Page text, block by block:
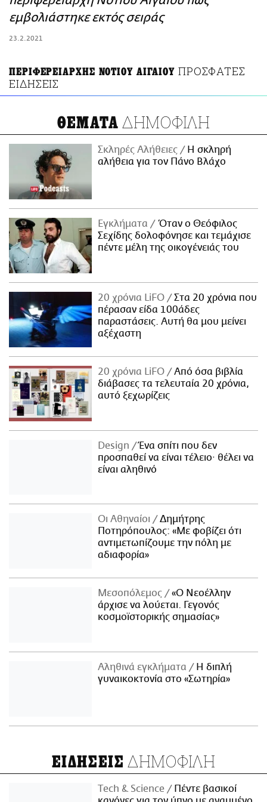
ΑΜΠΑ
εμβολιάστηκε εκτός σειράς
23.2.2021
ΠΕΡΙΦΕΡΕΙΑΡΧΗΣ ΝΟΤΙΟΥ ΑΙΓΑΙΟΥ ΠΡΟΣΦΑΤΕΣ
ΕΙΔΗΣΕΙΣ
ΘΕΜΑΤΑ ΔΗΜΟΦΙΛΗ
Σκληρές Αλήθειες
H σκληρή
αλήθεια για τον Πάνο Βλάχο
Εγκλήματα
Όταν ο Θεόφιλος
Σεχίδης δολοφόνησε και τεμάχισε
πέντε μέλη της οικογένειάς του
20 χρόνια LiFO
Στα 20 χρόνια που
πέρασαν είδα 100άδες
παραστάσεις. Αυτή θα μου μείνει
αξέχαστη
20 χρόνια LiFO
Από όσα βιβλία
διάβασες τα τελευταία 20 χρόνια,
αυτό ξεχωρίζεις
Design
Ένα σπίτι που δεν
προσπαθεί να είναι τέλειο· θέλει να
είναι αληθινό
Οι Αθηναίοι
Δημήτρης
Ποτηρόπουλος: «Με φοβίζει ότι
αντιμετωπίζουμε την πόλη με
αδιαφορία»
Μεσοπόλεμος
«Ο Νεοέλλην
άρχισε να λούεται. Γεγονός
κοσμοϊστορικής σημασίας»
Αληθινά εγκλήματα
Η διπλή
γυναικοκτονία στο «Σωτηρία»
ΕΙΔΗΣΕΙΣ ΔΗΜΟΦΙΛΗ
Τech & Science
Πέντε βασικοί